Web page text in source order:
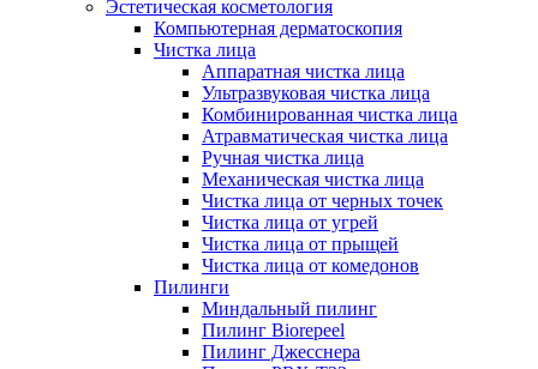
Эстетическая косметология
Компьютерная дерматоскопия
Чистка лица
Аппаратная чистка лица
Ультразвуковая чистка лица
Комбинированная чистка лица
Атравматическая чистка лица
Ручная чистка лица
Механическая чистка лица
Чистка лица от черных точек
Чистка лица от угрей
Чистка лица от прыщей
Чистка лица от комедонов
Пилинги
Миндальный пилинг
Пилинг Biorepeel
Пилинг Джесснера